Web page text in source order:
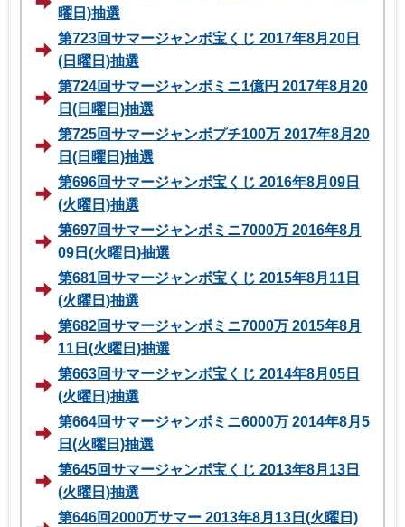
曜日)抽選
第723回サマージャンボ宝くじ 2017年8月20日
(日曜日)抽選
第724回サマージャンボミニ1億円 2017年8月20
日(日曜日)抽選
第725回サマージャンボプチ100万 2017年8月20
日(日曜日)抽選
第696回サマージャンボ宝くじ 2016年8月09日
(火曜日)抽選
第697回サマージャンボミニ7000万 2016年8月
09日(火曜日)抽選
第681回サマージャンボ宝くじ 2015年8月11日
(火曜日)抽選
第682回サマージャンボミニ7000万 2015年8月
11日(火曜日)抽選
第663回サマージャンボ宝くじ 2014年8月05日
(火曜日)抽選
第664回サマージャンボミニ6000万 2014年8月5
日(火曜日)抽選
第645回サマージャンボ宝くじ 2013年8月13日
(火曜日)抽選
第646回2000万サマー 2013年8月13日(火曜日)